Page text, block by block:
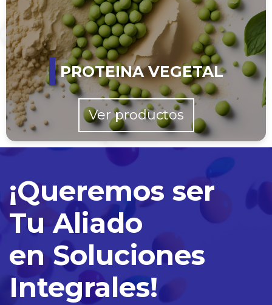
PROTEINA VEGETAL
Ver productos
¡Queremos ser
Tu Aliado
en Soluciones
Integrales!